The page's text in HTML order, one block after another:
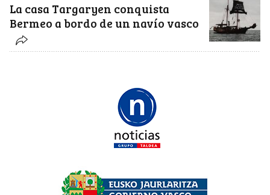
La casa Targaryen conquista
Bermeo a bordo de un navío vasco